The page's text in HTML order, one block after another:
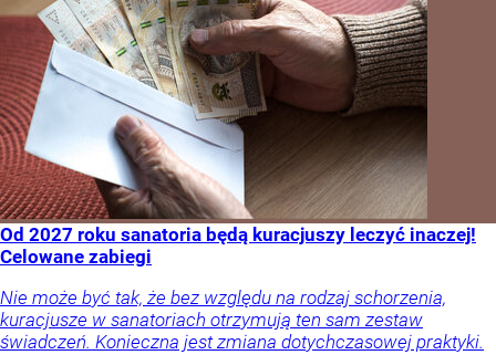
Od 2027 roku sanatoria będą kuracjuszy leczyć inaczej!
Celowane zabiegi
Nie może być tak, że bez względu na rodzaj schorzenia,
kuracjusze w sanatoriach otrzymują ten sam zestaw
świadczeń. Konieczna jest zmiana dotychczasowej praktyki.